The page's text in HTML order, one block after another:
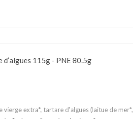
d’algues 115g - PNE 80.5g
vierge extra*, tartare d'algues (laitue de mer*,